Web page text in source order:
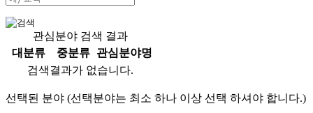
관심분야 검색 결과
대분류
중분류
관심분야명
검색결과가 없습니다.
선택된 분야 (선택분야는 최소 하나 이상 선택 하셔야 합니다.)